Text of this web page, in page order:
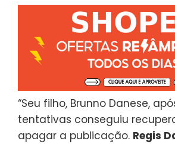
“Seu filho, Brunno Danese,
tentativas conseguiu
apagar a publicação. Regis